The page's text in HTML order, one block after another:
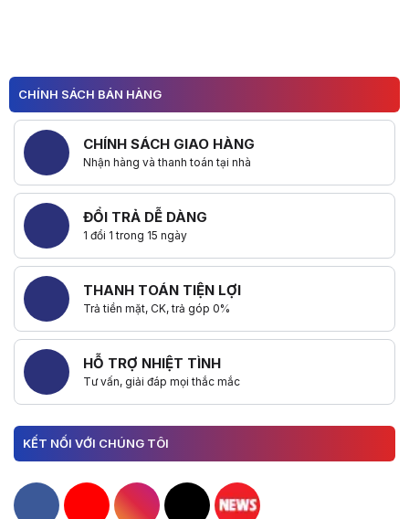
CHÍNH SÁCH BÁN HÀNG
CHÍNH SÁCH GIAO HÀNG
Nhận hàng và thanh toán tại nhà
ĐỔI TRẢ DỄ DÀNG
1 đổi 1 trong 15 ngày
THANH TOÁN TIỆN LỢI
Trả tiền mặt, CK, trả góp 0%
HỖ TRỢ NHIỆT TÌNH
Tư vấn, giải đáp mọi thắc mắc
KẾT NỐI VỚI CHÚNG TÔI